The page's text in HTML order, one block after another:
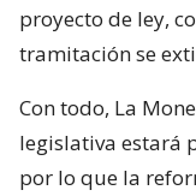
proyecto de ley,
tramitación se
Con todo, La
legislativa estará
por lo que la